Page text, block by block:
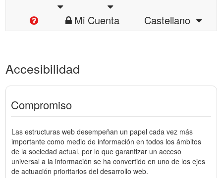
Mi Cuenta
Castellano
Accesibilidad
Compromiso
Las estructuras web desempeñan un papel cada vez más
importante como medio de información en todos los ámbitos
de la sociedad actual, por lo que garantizar un acceso
universal a la información se ha convertido en uno de los ejes
de actuación prioritarios del desarrollo web.